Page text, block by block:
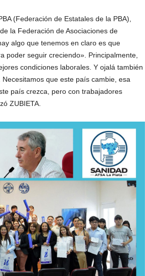
(Federación de Estatales de la PBA),
la Federación de Asociaciones de
algo que tenemos en claro es que
poder seguir creciendo». Principalmente,
condiciones laborales. Y ojalá también
que este país cambie, esa
país crezca, pero con trabajadores
ZUBIETA.